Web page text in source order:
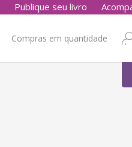
Publique seu livro
Compras em quantidade